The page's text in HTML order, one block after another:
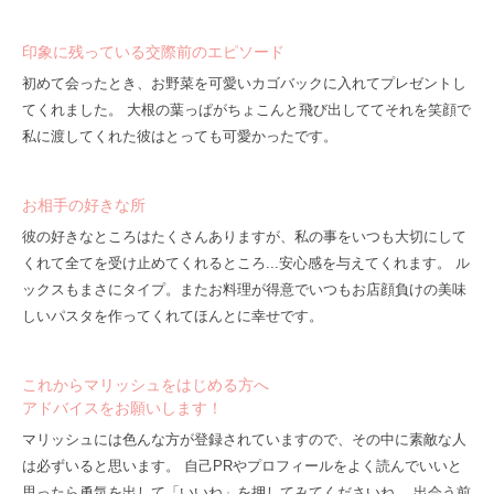
印象に残っている交際前のエピソード
初めて会ったとき、お野菜を可愛いカゴバックに入れてプレゼントし
てくれました。 大根の葉っぱがちょこんと飛び出しててそれを笑顔で
私に渡してくれた彼はとっても可愛かったです。
お相手の好きな所
彼の好きなところはたくさんありますが、私の事をいつも大切にして
くれて全てを受け止めてくれるところ...安心感を与えてくれます。 ル
ックスもまさにタイプ。またお料理が得意でいつもお店顔負けの美味
しいパスタを作ってくれてほんとに幸せです。
これからマリッシュをはじめる方へ
アドバイスをお願いします！
マリッシュには色んな方が登録されていますので、その中に素敵な人
は必ずいると思います。 自己PRやプロフィールをよく読んでいいと